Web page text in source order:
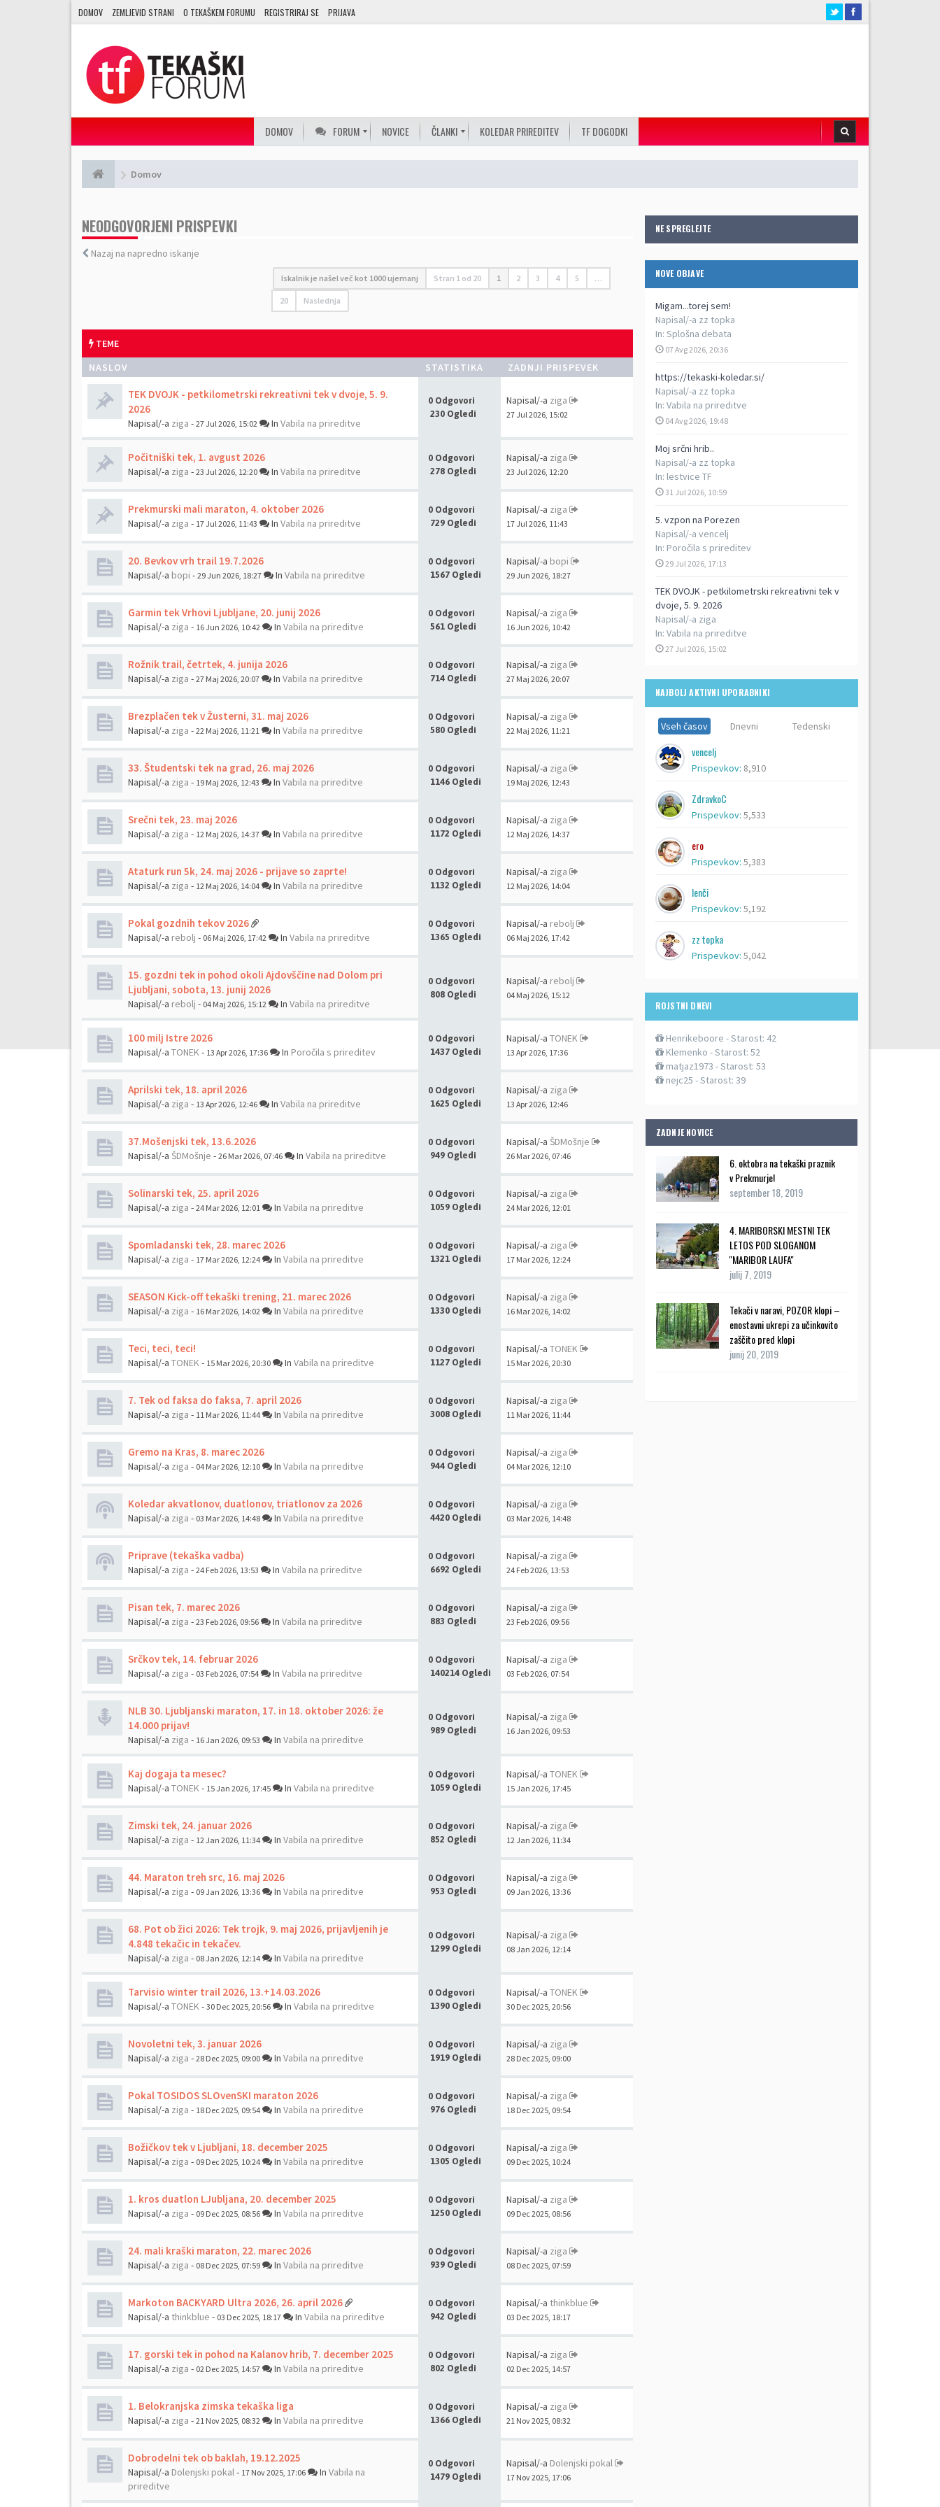
DOMOV ZEMLJEVID STRANI O TEKAŠKEM FORUMU REGISTRIRAJ SE PRIJAVA
DOMOV FORUM NOVICE ČLANKI KOLEDAR PRIREDITEV TF DOGODKI
Domov
NE SPREGLEJTE
NOVE OBJAVE
Migam...torej sem!
Napisal/-a zz topka
In: Splošna debata
07 Avg 2026, 20:36
https://tekaski-koledar.si/
Napisal/-a zz topka
In: Vabila na prireditve
04 Avg 2026, 19:48
Moj srčni hrib..
Napisal/-a zz topka
In: lestvice TF
31 Jul 2026, 10:59
5. vzpon na Porezen
Napisal/-a vencelj
In: Poročila s prireditev
29 Jul 2026, 17:13
TEK DVOJK - petkilometrski rekreativni tek v
dvoje, 5. 9. 2026
Napisal/-a ziga
In: Vabila na prireditve
27 Jul 2026, 15:02
NAJBOLJ AKTIVNI UPORABNIKI
Vseh časov Dnevni Tedenski
vencelj
Prispevkov: 8,910
ZdravkoC
Prispevkov: 5,533
ero
Prispevkov: 5,383
lenči
Prispevkov: 5,192
zz topka
Prispevkov: 5,042
ROJSTNI DNEVI
Henrikeboore - Starost: 42
Klemenko - Starost: 52
matjaz1973 - Starost: 53
nejc25 - Starost: 39
ZADNJE NOVICE
6. oktobra na tekaški praznik
v Prekmurje!
september 18, 2019
4. MARIBORSKI MESTNI TEK
LETOS POD SLOGANOM
''MARIBOR LAUFA''
julij 7, 2019
Tekači v naravi, POZOR klopi –
enostavni ukrepi za učinkovito
zaščito pred klopi
junij 20, 2019
NEODGOVORJENI PRISPEVKI
Nazaj na napredno iskanje
Iskalnik je našel več kot 1000 ujemanj Stran 1od 20 1 2 3 4 5 …
20 Naslednja
TEME
NASLOV
STATISTIKA ZADNJI PRISPEVEK
TEK DVOJK - petkilometrski rekreativni tek v dvoje, 5. 9.
2026
Napisal/-a ziga - 27 Jul 2026, 15:02 In Vabila na prireditve
0 Odgovori
230 Ogledi
Napisal/-a ziga
27 Jul 2026, 15:02
Počitniški tek, 1. avgust 2026
Napisal/-a ziga - 23 Jul 2026, 12:20 In Vabila na prireditve
0 Odgovori
278 Ogledi
Napisal/-a ziga
23 Jul 2026, 12:20
Prekmurski mali maraton, 4. oktober 2026
Napisal/-a ziga - 17 Jul 2026, 11:43 In Vabila na prireditve
0 Odgovori
729 Ogledi
Napisal/-a ziga
17 Jul 2026, 11:43
20. Bevkov vrh trail 19.7.2026
Napisal/-a bopi - 29 Jun 2026, 18:27 In Vabila na prireditve
0 Odgovori
1567 Ogledi
Napisal/-a bopi
29 Jun 2026, 18:27
Garmin tek Vrhovi Ljubljane, 20. junij 2026
Napisal/-a ziga - 16 Jun 2026, 10:42 In Vabila na prireditve
0 Odgovori
561 Ogledi
Napisal/-a ziga
16 Jun 2026, 10:42
Rožnik trail, četrtek, 4. junija 2026
Napisal/-a ziga - 27 Maj 2026, 20:07 In Vabila na prireditve
0 Odgovori
714 Ogledi
Napisal/-a ziga
27 Maj 2026, 20:07
Brezplačen tek v Žusterni, 31. maj 2026
Napisal/-a ziga - 22 Maj 2026, 11:21 In Vabila na prireditve
0 Odgovori
580 Ogledi
Napisal/-a ziga
22 Maj 2026, 11:21
33. Študentski tek na grad, 26. maj 2026
Napisal/-a ziga - 19 Maj 2026, 12:43 In Vabila na prireditve
0 Odgovori
1146 Ogledi
Napisal/-a ziga
19 Maj 2026, 12:43
Srečni tek, 23. maj 2026
Napisal/-a ziga - 12 Maj 2026, 14:37 In Vabila na prireditve
0 Odgovori
1172 Ogledi
Napisal/-a ziga
12 Maj 2026, 14:37
Ataturk run 5k, 24. maj 2026 - prijave so zaprte!
Napisal/-a ziga - 12 Maj 2026, 14:04 In Vabila na prireditve
0 Odgovori
1132 Ogledi
Napisal/-a ziga
12 Maj 2026, 14:04
Pokal gozdnih tekov 2026
Napisal/-a rebolj - 06 Maj 2026, 17:42 In Vabila na prireditve
0 Odgovori
1365 Ogledi
Napisal/-a rebolj
06 Maj 2026, 17:42
15. gozdni tek in pohod okoli Ajdovščine nad Dolom pri
Ljubljani, sobota, 13. junij 2026
Napisal/-a rebolj - 04 Maj 2026, 15:12 In Vabila na prireditve
0 Odgovori
808 Ogledi
Napisal/-a rebolj
04 Maj 2026, 15:12
100 milj Istre 2026
Napisal/-a TONEK- 13 Apr 2026, 17:36 In Poročila s prireditev
0 Odgovori
1437 Ogledi
Napisal/-a TONEK
13 Apr 2026, 17:36
Aprilski tek, 18. april 2026
Napisal/-a ziga - 13 Apr 2026, 12:46 In Vabila na prireditve
0 Odgovori
1625 Ogledi
Napisal/-a ziga
13 Apr 2026, 12:46
37.Mošenjski tek, 13.6.2026
Napisal/-a ŠDMošnje - 26 Mar 2026, 07:46 In Vabila na prireditve
0 Odgovori
949 Ogledi
Napisal/-a ŠDMošnje
26 Mar 2026, 07:46
Solinarski tek, 25. april 2026
Napisal/-a ziga - 24 Mar 2026, 12:01 In Vabila na prireditve
0 Odgovori
1059 Ogledi
Napisal/-a ziga
24 Mar 2026, 12:01
Spomladanski tek, 28. marec 2026
Napisal/-a ziga - 17 Mar 2026, 12:24 In Vabila na prireditve
0 Odgovori
1321 Ogledi
Napisal/-a ziga
17 Mar 2026, 12:24
SEASON Kick-off tekaški trening, 21. marec 2026
Napisal/-a ziga - 16 Mar 2026, 14:02 In Vabila na prireditve
0 Odgovori
1330 Ogledi
Napisal/-a ziga
16 Mar 2026, 14:02
Teci, teci, teci!
Napisal/-a TONEK- 15 Mar 2026, 20:30 In Vabila na prireditve
0 Odgovori
1127 Ogledi
Napisal/-a TONEK
15 Mar 2026, 20:30
7. Tek od faksa do faksa, 7. april 2026
Napisal/-a ziga - 11 Mar 2026, 11:44 In Vabila na prireditve
0 Odgovori
3008 Ogledi
Napisal/-a ziga
11 Mar 2026, 11:44
Gremo na Kras, 8. marec 2026
Napisal/-a ziga - 04 Mar 2026, 12:10 In Vabila na prireditve
0 Odgovori
944 Ogledi
Napisal/-a ziga
04 Mar 2026, 12:10
Koledar akvatlonov, duatlonov, triatlonov za 2026
Napisal/-a ziga - 03 Mar 2026, 14:48 In Vabila na prireditve
0 Odgovori
4420 Ogledi
Napisal/-a ziga
03 Mar 2026, 14:48
Priprave (tekaška vadba)
Napisal/-a ziga - 24 Feb 2026, 13:53 In Vabila na prireditve
0 Odgovori
6692 Ogledi
Napisal/-a ziga
24 Feb 2026, 13:53
Pisan tek, 7. marec 2026
Napisal/-a ziga - 23 Feb 2026, 09:56 In Vabila na prireditve
0 Odgovori
883 Ogledi
Napisal/-a ziga
23 Feb 2026, 09:56
Srčkov tek, 14. februar 2026
Napisal/-a ziga - 03 Feb 2026, 07:54 In Vabila na prireditve
0 Odgovori
140214 Ogledi
Napisal/-a ziga
03 Feb 2026, 07:54
NLB 30. Ljubljanski maraton, 17. in 18. oktober 2026: že
14.000 prijav!
Napisal/-a ziga - 16 Jan 2026, 09:53 In Vabila na prireditve
0 Odgovori
989 Ogledi
Napisal/-a ziga
16 Jan 2026, 09:53
Kaj dogaja ta mesec?
Napisal/-a TONEK- 15 Jan 2026, 17:45 In Vabila na prireditve
0 Odgovori
1059 Ogledi
Napisal/-a TONEK
15 Jan 2026, 17:45
Zimski tek, 24. januar 2026
Napisal/-a ziga - 12 Jan 2026, 11:34 In Vabila na prireditve
0 Odgovori
852 Ogledi
Napisal/-a ziga
12 Jan 2026, 11:34
44. Maraton treh src, 16. maj 2026
Napisal/-a ziga - 09 Jan 2026, 13:36 In Vabila na prireditve
0 Odgovori
953 Ogledi
Napisal/-a ziga
09 Jan 2026, 13:36
68. Pot ob žici 2026: Tek trojk, 9. maj 2026, prijavljenih je
4.848 tekačic in tekačev.
Napisal/-a ziga - 08 Jan 2026, 12:14 In Vabila na prireditve
0 Odgovori
1299 Ogledi
Napisal/-a ziga
08 Jan 2026, 12:14
Tarvisio winter trail 2026, 13.+14.03.2026
Napisal/-a TONEK- 30 Dec 2025, 20:56 In Vabila na prireditve
0 Odgovori
1390 Ogledi
Napisal/-a TONEK
30 Dec 2025, 20:56
Novoletni tek, 3. januar 2026
Napisal/-a ziga - 28 Dec 2025, 09:00 In Vabila na prireditve
0 Odgovori
1919 Ogledi
Napisal/-a ziga
28 Dec 2025, 09:00
Pokal TOSIDOS SLOvenSKI maraton 2026
Napisal/-a ziga - 18 Dec 2025, 09:54 In Vabila na prireditve
0 Odgovori
976 Ogledi
Napisal/-a ziga
18 Dec 2025, 09:54
Božičkov tek v Ljubljani, 18. december 2025
Napisal/-a ziga - 09 Dec 2025, 10:24 In Vabila na prireditve
0 Odgovori
1305 Ogledi
Napisal/-a ziga
09 Dec 2025, 10:24
1. kros duatlon LJubljana, 20. december 2025
Napisal/-a ziga - 09 Dec 2025, 08:56 In Vabila na prireditve
0 Odgovori
1250 Ogledi
Napisal/-a ziga
09 Dec 2025, 08:56
24. mali kraški maraton, 22. marec 2026
Napisal/-a ziga - 08 Dec 2025, 07:59 In Vabila na prireditve
0 Odgovori
939 Ogledi
Napisal/-a ziga
08 Dec 2025, 07:59
Markoton BACKYARD Ultra 2026, 26. april 2026
Napisal/-a thinkblue - 03 Dec 2025, 18:17 In Vabila na prireditve
0 Odgovori
942 Ogledi
Napisal/-a thinkblue
03 Dec 2025, 18:17
17. gorski tek in pohod na Kalanov hrib, 7. december 2025
Napisal/-a ziga - 02 Dec 2025, 14:57 In Vabila na prireditve
0 Odgovori
802 Ogledi
Napisal/-a ziga
02 Dec 2025, 14:57
1. Belokranjska zimska tekaška liga
Napisal/-a ziga - 21 Nov 2025, 08:32 In Vabila na prireditve
0 Odgovori
1366 Ogledi
Napisal/-a ziga
21 Nov 2025, 08:32
Dobrodelni tek ob baklah, 19.12.2025
Napisal/-a Dolenjski pokal- 17 Nov 2025, 17:06 In Vabila na
prireditve
0 Odgovori
1479 Ogledi
Napisal/-a Dolenjski pokal
17 Nov 2025, 17:06